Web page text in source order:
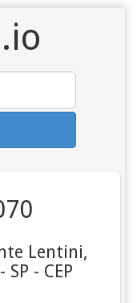
Lentini,
- CEP